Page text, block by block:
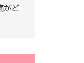
がど